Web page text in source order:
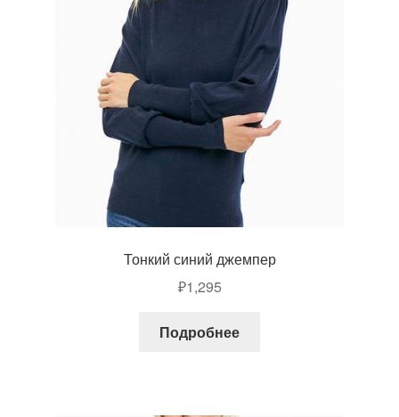
Тонкий синий джемпер
₽1,295
Подробнее